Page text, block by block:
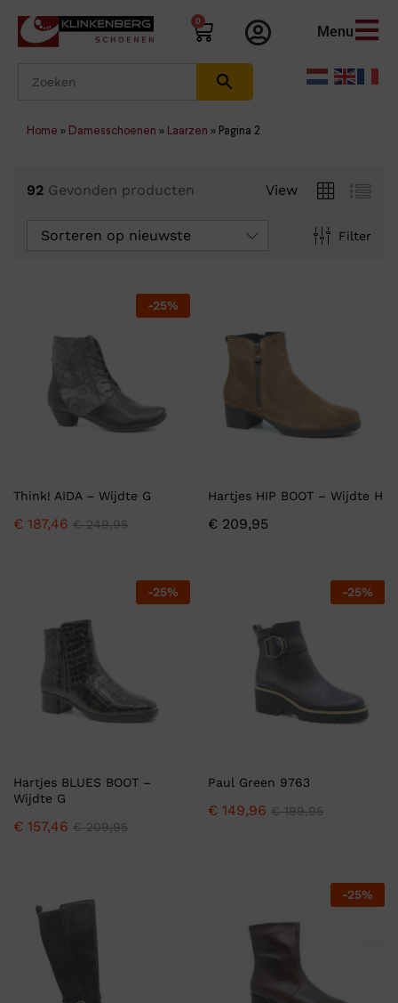
0
Menu
Home » Damesschoenen » Laarzen » Pagina 2
92 Gevonden producten View
Filter
Sorteren op nieuwste
-25%
Think! AIDA – Wijdte G
€ 187,46 €249,95
Hartjes HIP BOOT – Wijdte H
€ 209,95
-25%
Hartjes BLUES BOOT –
Wijdte G
€ 157,46 €209,95
-25%
Paul Green 9763
€ 149,96 €199,95
-25%